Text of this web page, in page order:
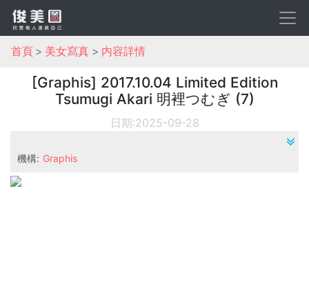
首頁 美女寫真 内容詳情
[Graphis] 2017.10.04 Limited Edition
Tsumugi Akari 明裡つむぎ (7)
日期:2025-09-28
機構: Graphis